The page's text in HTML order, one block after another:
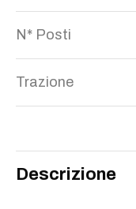
N* Posti
Trazione
Descrizione